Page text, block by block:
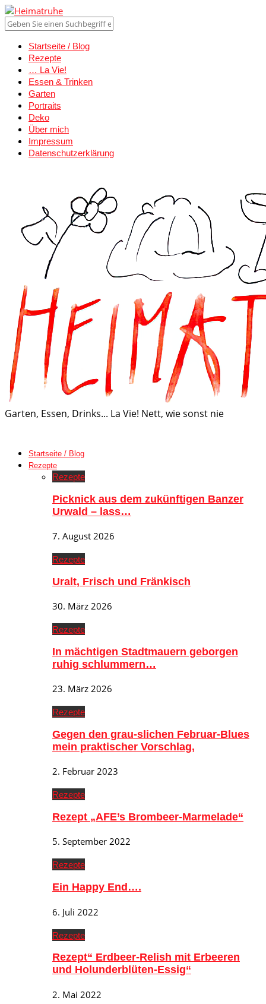
Startseite / Blog
Rezepte
… La Vie!
Essen & Trinken
Garten
Portraits
Deko
Über mich
Impressum
Datenschutzerklärung
Garten, Essen, Drinks... La Vie! Nett, wie sonst nie
Startseite / Blog
Rezepte
Rezepte
Picknick aus dem zukünftigen Banzer
Urwald – lass…
7. August 2026
Rezepte
Uralt, Frisch und Fränkisch
30. März 2026
Rezepte
In mächtigen Stadtmauern geborgen
ruhig schlummern…
23. März 2026
Rezepte
Gegen den grau-slichen Februar-Blues
mein praktischer Vorschlag,
2. Februar 2023
Rezepte
Rezept „AFE’s Brombeer-Marmelade“
5. September 2022
Rezepte
Ein Happy End….
6. Juli 2022
Rezepte
Rezept“ Erdbeer-Relish mit Erbeeren
und Holunderblüten-Essig“
2. Mai 2022